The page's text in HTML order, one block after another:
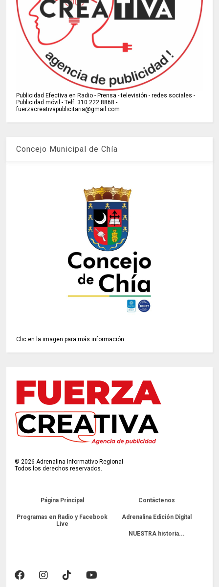
Publicidad Efectiva en Radio - Prensa - televisión - redes sociales -
Publicidad móvil - Telf: 310 222 8868 -
fuerzacreativapublicitaria@gmail.com
Concejo Municipal de Chía
Clic en la imagen para más información
©2026 Adrenalina Informativo Regional
Todos los derechos reservados.
Página Principal Contáctenos
Programas en Radio y Facebook
Live
Adrenalina Edición Digital
NUESTRA historia...